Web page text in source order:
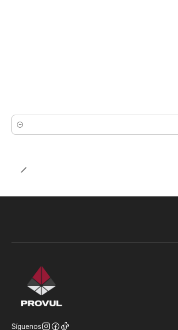
Cantidad
Síguenos